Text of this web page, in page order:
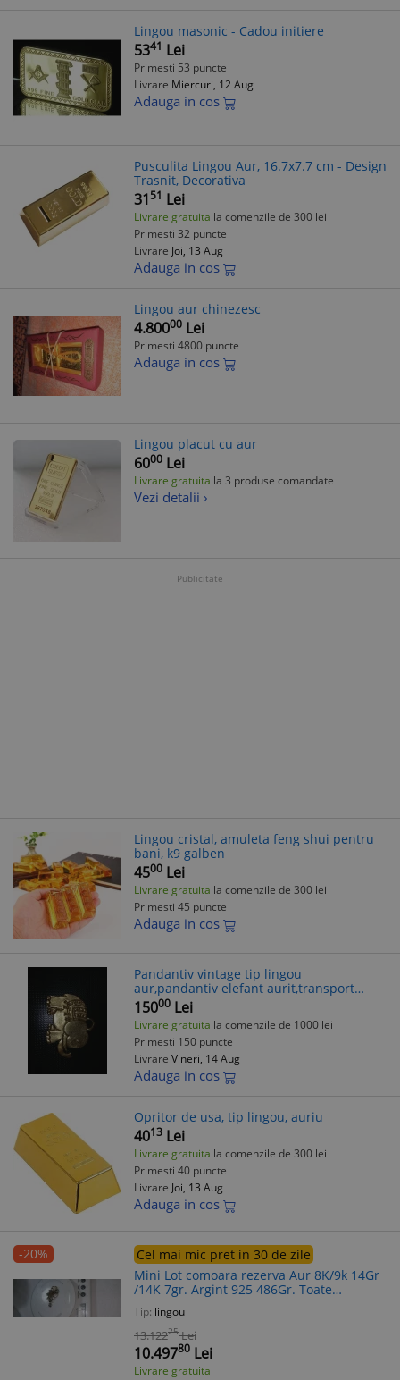
Lingou masonic - Cadou initiere
5341 Lei
Primesti 53 puncte
Livrare Miercuri, 12 Aug
Adauga in cos
Pusculita Lingou Aur, 16.7x7.7 cm - Design
Trasnit, Decorativa
3151 Lei
Livrare gratuita la comenzile de 300 lei
Primesti 32 puncte
Livrare Joi, 13 Aug
Adauga in cos
Lingou aur chinezesc
4.80000 Lei
Primesti 4800 puncte
Adauga in cos
Lingou placut cu aur
6000 Lei
Livrare gratuita la 3 produse comandate
Vezi detalii ›
Publicitate
Lingou cristal, amuleta feng shui pentru
bani, k9 galben
4500 Lei
Livrare gratuita la comenzile de 300 lei
Primesti 45 puncte
Adauga in cos
Pandantiv vintage tip lingou
aur,pandantiv elefant aurit,transport
GRATUIT
15000 Lei
Livrare gratuita la comenzile de 1000 lei
Primesti 150 puncte
Livrare Vineri, 14 Aug
Adauga in cos
Opritor de usa, tip lingou, auriu
4013 Lei
Livrare gratuita la comenzile de 300 lei
Primesti 40 puncte
Livrare Joi, 13 Aug
Adauga in cos
-20%
Cel mai mic pret in 30 de zile
Mini Lot comoara rezerva Aur 8K/9k 14Gr
/14K 7gr. Argint 925 486Gr. Toate
verificate Livrare gratuita!
Tip: lingou
13.12225 Lei
10.49780 Lei
Livrare gratuita